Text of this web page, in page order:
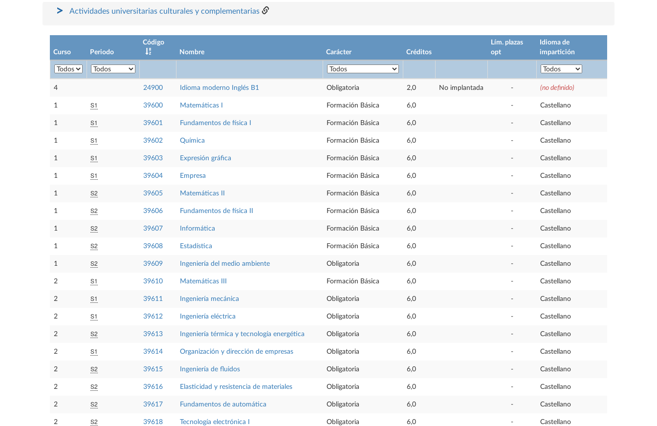
Actividades universitarias culturales y complementarias
Curso Periodo
Código
Nombre
Carácter Créditos
Lím. plazas
opt
Idioma de
impartición
4 24900 Idioma moderno Inglés B1 Obligatoria 2,0 No implantada - (no definido)
1 S1 39600 Matemáticas I Formación Básica 6,0 - Castellano
1 S1 39601 Fundamentos de física I Formación Básica 6,0 - Castellano
1 S1 39602 Química Formación Básica 6,0 - Castellano
1 S1 39603 Expresión gráfica Formación Básica 6,0 - Castellano
1 S1 39604 Empresa Formación Básica 6,0 - Castellano
1 S2 39605 Matemáticas II Formación Básica 6,0 - Castellano
1 S2 39606 Fundamentos de física II Formación Básica 6,0 - Castellano
1 S2 39607 Informática Formación Básica 6,0 - Castellano
1 S2 39608 Estadística Formación Básica 6,0 - Castellano
1 S2 39609 Ingeniería del medio ambiente Obligatoria 6,0 - Castellano
2 S1 39610 Matemáticas III Formación Básica 6,0 - Castellano
2 S1 39611 Ingeniería mecánica Obligatoria 6,0 - Castellano
2 S1 39612 Ingeniería eléctrica Obligatoria 6,0 - Castellano
2 S2 39613 Ingeniería térmica y tecnología energética Obligatoria 6,0 - Castellano
2 S1 39614 Organización y dirección de empresas Obligatoria 6,0 - Castellano
2 S2 39615 Ingeniería de fluidos Obligatoria 6,0 - Castellano
2 S2 39616 Elasticidad y resistencia de materiales Obligatoria 6,0 - Castellano
2 S2 39617 Fundamentos de automática Obligatoria 6,0 - Castellano
2 S2 39618 Tecnología electrónica I Obligatoria 6,0 - Castellano